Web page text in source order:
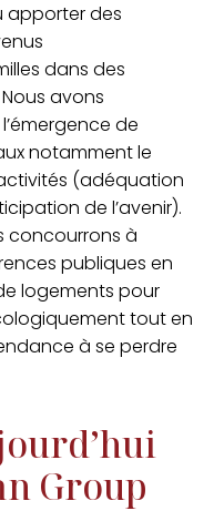
apporter des
dans des
avons
de
notamment le
(adéquation
de l’avenir).
concourrons à
publiques en
logements pour
tout en
à se perdre
Group